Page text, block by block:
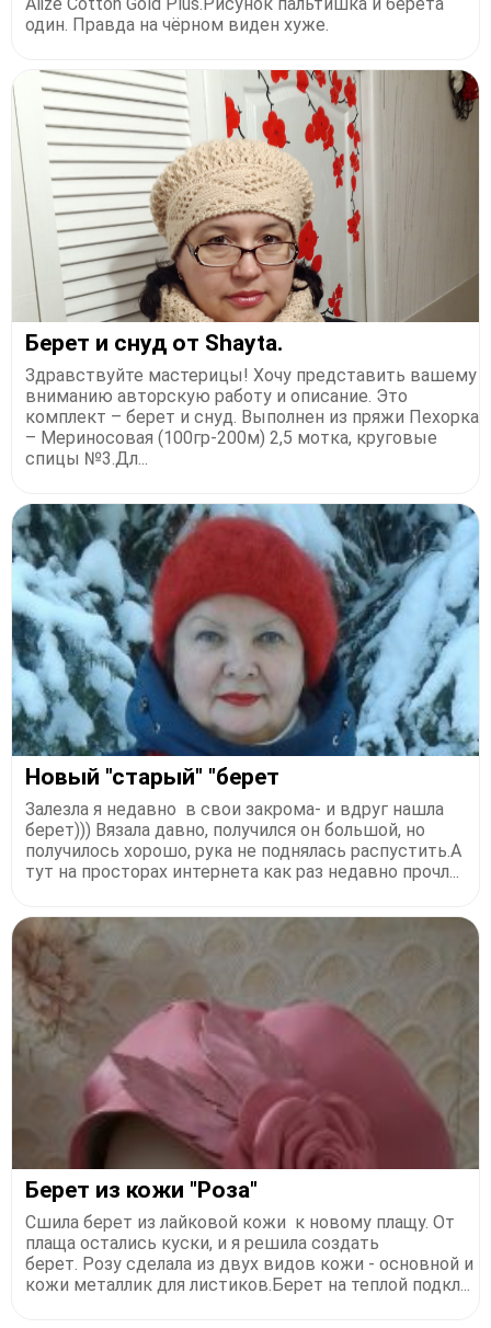
Alize Cotton Gold Plus.Рисунок пальтишка и берета
один. Правда на чёрном виден хуже.
Берет и снуд от Shayta.
Здравствуйте мастерицы! Хочу представить вашему
вниманию авторскую работу и описание. Это
комплект – берет и снуд. Выполнен из пряжи Пехорка
– Мериносовая (100гр-200м) 2,5 мотка, круговые
спицы №3.Дл...
Новый "старый" "берет
Залезла я недавно в свои закрома- и вдруг нашла
берет))) Вязала давно, получился он большой, но
получилось хорошо, рука не поднялась распустить.А
тут на просторах интернета как раз недавно прочл...
Берет из кожи "Роза"
Сшила берет из лайковой кожи к новому плащу. От
плаща остались куски, и я решила создать
берет. Розу сделала из двух видов кожи - основной и
кожи металлик для листиков.Берет на теплой подкл...